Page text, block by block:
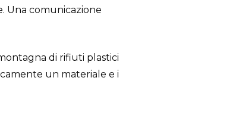
Una comunicazione
di rifiuti plastici
un materiale e i